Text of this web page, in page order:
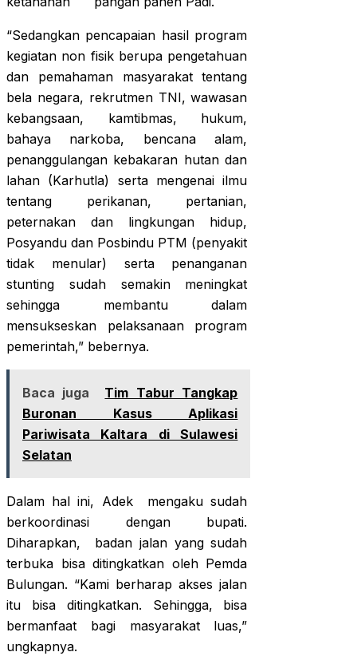
“Sedangkan pencapaian hasil program
kegiatan non fisik berupa pengetahuan
dan pemahaman masyarakat tentang
bela negara, rekrutmen TNI, wawasan
kebangsaan, kamtibmas, hukum,
bahaya narkoba, bencana alam,
penanggulangan kebakaran hutan dan
lahan (Karhutla) serta mengenai ilmu
tentang perikanan, pertanian,
peternakan dan lingkungan hidup,
Posyandu dan Posbindu PTM (penyakit
tidak menular) serta penanganan
stunting sudah semakin meningkat
sehingga membantu dalam
mensukseskan pelaksanaan program
pemerintah,” bebernya.
Baca juga
Tim Tabur Tangkap
Buronan Kasus Aplikasi
Pariwisata Kaltara di Sulawesi
Selatan
Dalam hal ini, Adek mengaku sudah
berkoordinasi dengan bupati.
Diharapkan, badan jalan yang sudah
terbuka bisa ditingkatkan oleh Pemda
Bulungan. “Kami berharap akses jalan
itu bisa ditingkatkan. Sehingga, bisa
bermanfaat bagi masyarakat luas,”
ungkapnya.